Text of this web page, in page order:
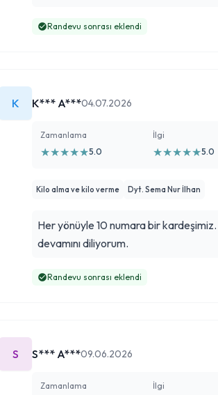
Randevu sonrası eklendi
K K*** A***04.07.2026
Zamanlama
★★★★★5.0
İlgi
★★★★★5.0
Kilo alma ve kilo verme Dyt. Sema Nur İlhan
Her yönüyle 10 numara bir kardeşimiz.
devamını diliyorum.
Randevu sonrası eklendi
S S*** A***09.06.2026
Zamanlama İlgi